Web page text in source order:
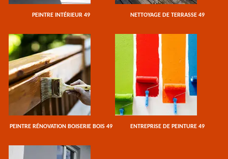
PEINTRE INTÉRIEUR 49 NETTOYAGE DE TERRASSE 49
PEINTRE RÉNOVATION BOISERIE BOIS 49 ENTREPRISE DE PEINTURE 49